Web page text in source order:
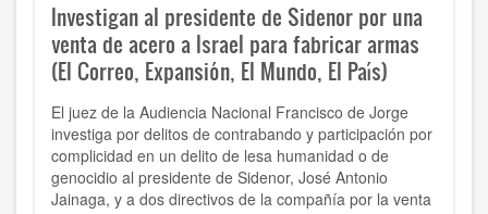
Investigan al presidente de Sidenor por una
venta de acero a Israel para fabricar armas
(El Correo, Expansión, El Mundo, El País)
El juez de la Audiencia Nacional Francisco de Jorge
investiga por delitos de contrabando y participación por
complicidad en un delito de lesa humanidad o de
genocidio al presidente de Sidenor, José Antonio
Jainaga, y a dos directivos de la compañía por la venta